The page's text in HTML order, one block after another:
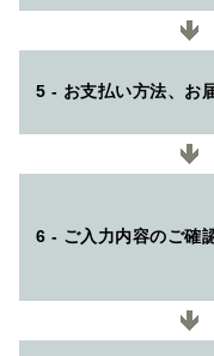
5 - お支払い方法、お
6 - ご入力内容のご確